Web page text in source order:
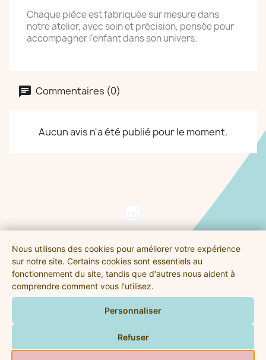
Chaque pièce est fabriquée sur mesure dans
notre atelier, avec soin et précision, pensée pour
accompagner l’enfant dans son univers.
Commentaires (0)
Aucun avis n'a été publié pour le moment.
Nous utilisons des cookies pour améliorer votre expérience
sur notre site. Certains cookies sont essentiels au
fonctionnement du site, tandis que d'autres nous aident à
comprendre comment vous l'utilisez.
Personnaliser
Refuser
NOS PRODUITS
PRÉNOMSENBOIS.FR
VOTRE COMPTE 
INFORMATIONS keyboard_arrow_down